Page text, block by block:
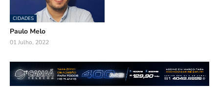
CIDADES
Paulo Melo
01 Julho, 2022